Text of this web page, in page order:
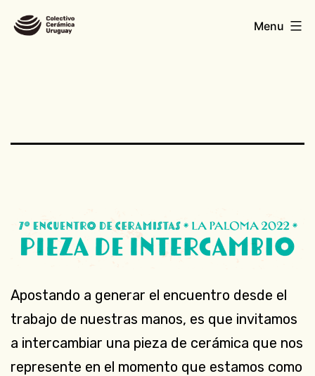
Skip
Colectivo
Menu
Apostando a generar el encuentro desde el
trabajo de nuestras manos, es que invitamos
a intercambiar una pieza de cerámica que nos
represente en el momento que estamos como